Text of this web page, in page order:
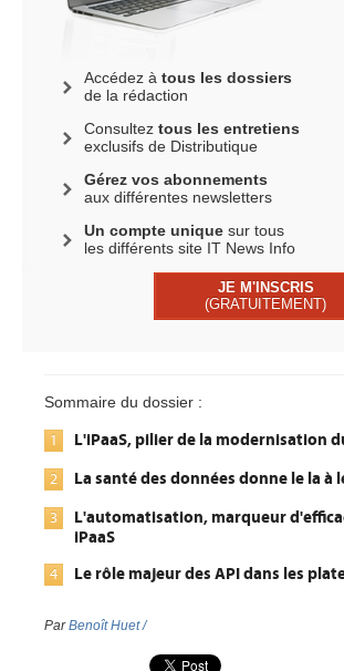
Accédez à tous les dossiers
de la rédaction
Consultez tous les entretiens
exclusifs de Distributique
Gérez vos abonnements
aux différentes newsletters
Un compte unique sur tous
les différents site IT News Info
JE M'INSCRIS
(GRATUITEMENT)
Sommaire du dossier :
1 L'iPaaS, pilier de la modernisation
2 La santé des données donne le la
3
L'automatisation, marqueur
iPaaS
4 Le rôle majeur des API dans les
ParBenoît Huet /